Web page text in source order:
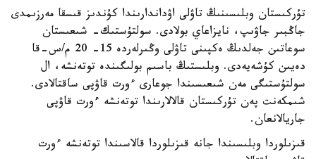
تۇركىستان وبلىسىنىڭ تاۋلى اۋداندارىندا كۇندىز قىسقا مەرزىمدى
جاڭبىر جاۋىپ، نايزاعاي بولادى. سولتۇستىك- شىعىستان
سوعاتىن جەلدىڭ ەكپىنى تاۋلى وڭىرلەردە 15- 20 م/س-قا
دەيىن كۇشەيەدى. وبلىستىڭ باسىم بولىگىندە توتەنشە، ال
سولتۇستىگى مەن شىعىسىندا جوعارى ءورت قاۋپى ساقتالادى.
شىمكەنت پەن تۇركىستان قالالارىندا توتەنشە ءورت قاۋپى
جاريالانعان.
قىزىلوردا وبلىسىندا جانە قىزىلوردا قالاسىندا توتەنشە ءورت